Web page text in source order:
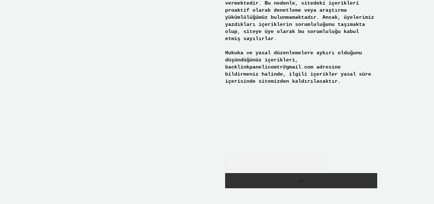
vermektedir. Bu nedenle, sitedeki içerikleri
proaktif olarak denetleme veya araştırma
yükümlülüğümüz bulunmamaktadır. Ancak, üyelerimiz
yazdıkları içeriklerin sorumluluğunu taşımakta
olup, siteye üye olarak bu sorumluluğu kabul
etmiş sayılırlar.
Hukuka ve yasal düzenlemelere aykırı olduğunu
düşündüğünüz içerikleri,
backlinkpanelicomtr@gmail.comadresine
bildirmeniz halinde, ilgili içerikler yasal süre
içerisinde sitemizden kaldırılacaktır.